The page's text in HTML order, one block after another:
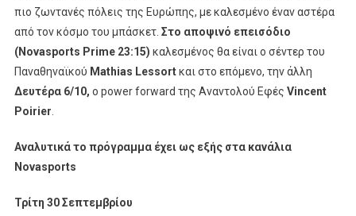
πιο ζωντανές πόλεις της Ευρώπης, με καλεσμένο έναν αστέρα
από τον κόσμο του μπάσκετ. Στο αποψινό επεισόδιο
(Novasports Prime 23:15) καλεσμένος θα είναι ο σέντερ του
Παναθηναϊκού Mathias Lessortκαι στο επόμενο, την άλλη
Δευτέρα 6/10, o power forward της Αναντολού Εφές Vincent
Poirier
Αναλυτικά το πρόγραμμα έχει ως εξής στα κανάλια
Novasports
Τρίτη 30 Σεπτεμβρίου